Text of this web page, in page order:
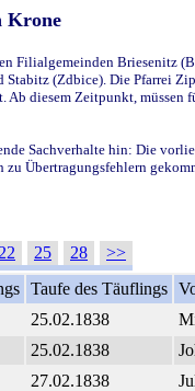
Krone
Briesenitz
(Zdbice). Die Pfarrei
diesem Zeitpunkt,
Sachverhalte hin: Die
Übertragungsfehlern
22 25 28
>>
Taufe des Täuflings
25.02.1838
25.02.1838
27.02.1838